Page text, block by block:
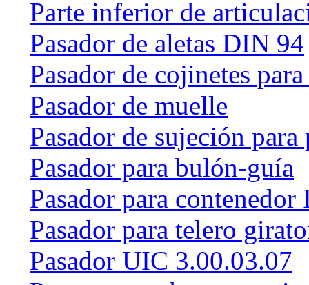
Parte inferior de
Pasador de aletas DIN 94
Pasador de cojinetes
Pasador de muelle
Pasador de sujeción para
Pasador para bulón-guía
Pasador para
Pasador para telero
Pasador UIC 3.00.03.07